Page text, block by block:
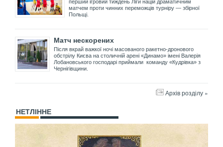
перший ігровий тиждень Ліги націй драматичним
матчем проти чинних переможців турніру — збірної
Польщі.
Матч нескорених
Після вкрай важкої ночі масованого ракетно-дронового
обстрілу Києва на столичній арені «Динамо» імені Валерія
Лобановського господарі приймали команду «Кудрівка» з
Чернігівщини.
Архів розділу »
НЕТЛІННЕ